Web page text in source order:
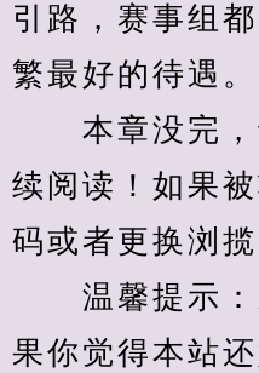
引路，赛事组
繁最好的待遇
本章没完，
续阅读！如果
码或者更换浏揽
温馨提示：
果你觉得本站